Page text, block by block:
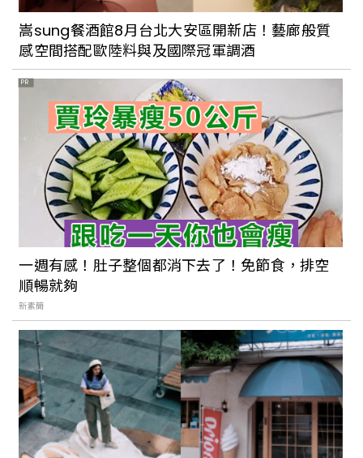
嵩sung餐酒館8月台北大安區開新店！藝廊般質
感空間搭配歐陸料與及國際冠軍調酒
PR
一週有感！肚子整個都消下去了！免節食，排空
順暢就夠
新素簡